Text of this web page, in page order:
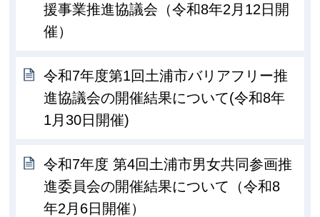
援事業推進協議会（令和8年2月12日開
催）
令和7年度第1回土浦市バリアフリー推
進協議会の開催結果について(令和8年
1月30日開催)
令和7年度 第4回土浦市男女共同参画推
進委員会の開催結果について（令和8
年2月6日開催）